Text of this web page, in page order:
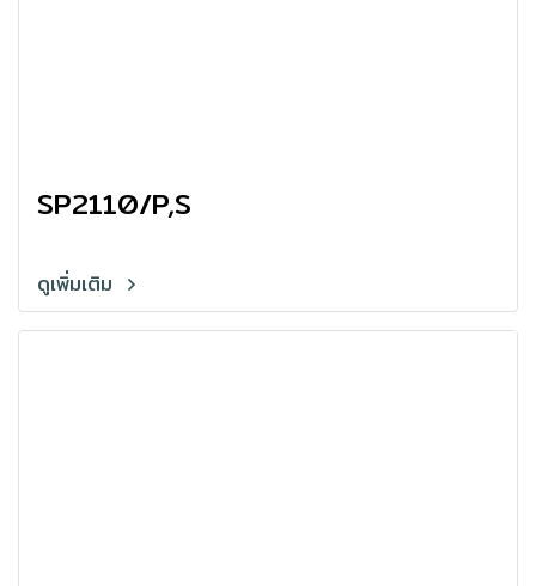
SP2110/P,S
ดูเพิ่มเติม